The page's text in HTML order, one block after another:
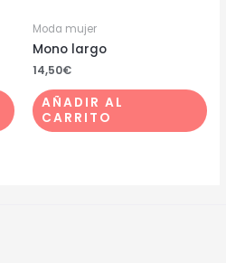
Moda mujer
Mono largo
14,50€
AÑADIR AL
CARRITO